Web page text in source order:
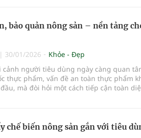
bảo quản nông sản – nền tảng
| 30/01/2026
Khỏe - Đẹp
cảnh người tiêu dùng ngày càng quan
thực phẩm, vấn đề an toàn thực phẩm
mà đòi hỏi một cách tiếp cận toàn
chế biến nông sản gắn với tiêu